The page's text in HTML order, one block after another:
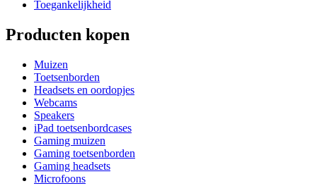
Toegankelijkheid
Producten kopen
Muizen
Toetsenborden
Headsets en oordopjes
Webcams
Speakers
iPad toetsenbordcases
Gaming muizen
Gaming toetsenborden
Gaming headsets
Microfoons